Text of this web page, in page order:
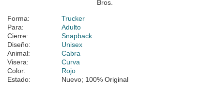
Forma:
Trucker
Para:
Adulto
Cierre:
Snapback
Diseño:
Unisex
Animal:
Cabra
Visera:
Curva
Color:
Rojo
Estado:
Nuevo; 100% Original